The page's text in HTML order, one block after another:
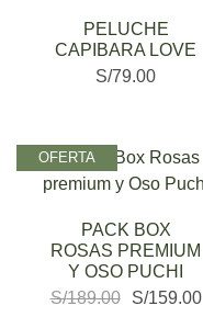
PELUCHE
CAPIBARA LOVE
S/79.00
OFERTA
PACK BOX
ROSAS PREMIUM
Y OSO PUCHI
S/189.00 S/159.00